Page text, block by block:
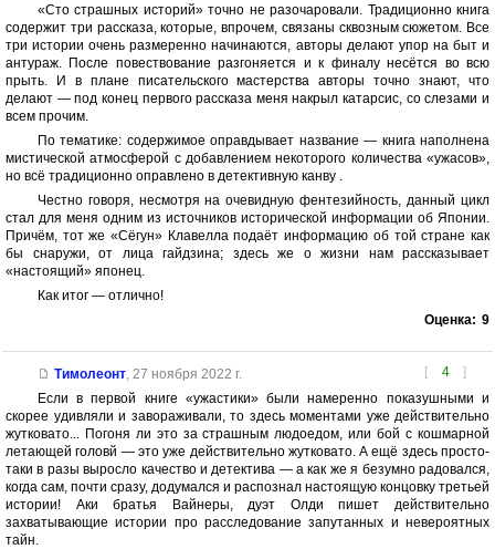
«Сто страшных историй» точно не разочаровали. Традиционно книга
содержит три рассказа, которые, впрочем, связаны сквозным сюжетом. Все
три истории очень размеренно начинаются, авторы делают упор на быт и
антураж. После повествование разгоняется и к финалу несётся во всю
прыть. И в плане писательского мастерства авторы точно знают, что
делают — под конец первого рассказа меня накрыл катарсис, со слезами и
всем прочим.
По тематике: содержимое оправдывает название — книга наполнена
мистической атмосферой с добавлением некоторого количества «ужасов»,
но всё традиционно оправлено в детективную канву .
Честно говоря, несмотря на очевидную фентезийность, данный цикл
стал для меня одним из источников исторической информации об Японии.
Причём, тот же «Сёгун» Клавелла подаёт информацию об той стране как
бы снаружи, от лица гайдзина; здесь же о жизни нам рассказывает
«настоящий» японец.
Как итог — отлично!
Оценка: 9
[ 4 ]
Тимолеонт, 27 ноября 2022 г.
Если в первой книге «ужастики» были намеренно показушными и
скорее удивляли и завораживали, то здесь моментами уже действительно
жутковато... Погоня ли это за страшным людоедом, или бой с кошмарной
летающей головй — это уже действительно жутковато. А ещё здесь просто-
таки в разы выросло качество и детектива — а как же я безумно радовался,
когда сам, почти сразу, додумался и распознал настоящую концовку третьей
истории! Аки братья Вайнеры, дуэт Олди пишет действительно
захватывающие истории про расследование запутанных и невероятных
тайн.